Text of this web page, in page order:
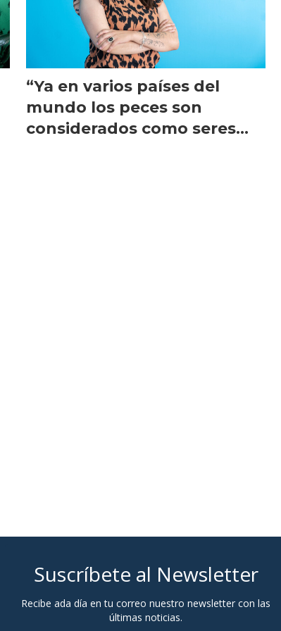
“Ya en varios países del
mundo los peces son
considerados como seres
Suscríbete al Newsletter
Recibe ada día en tu correo nuestro newsletter con las
últimas noticias.